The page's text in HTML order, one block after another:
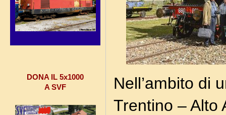
DONA IL 5x1000
A SVF
Nell’ambito di
Trentino – Alto